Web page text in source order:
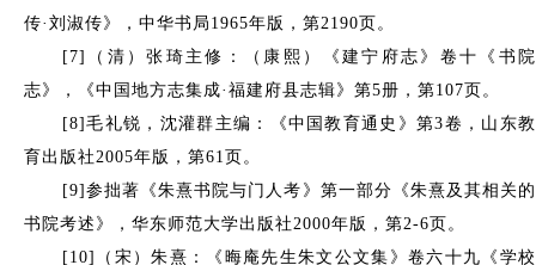
传·刘淑传》，中华书局1965年版，第2190页。
[7]（清）张琦主修：（康熙）《建宁府志》卷十《书院
志》，《中国地方志集成·福建府县志辑》第5册，第107页。
[8]毛礼锐，沈灌群主编：《中国教育通史》第3卷，山东教
育出版社2005年版，第61页。
[9]参拙著《朱熹书院与门人考》第一部分《朱熹及其相关的
书院考述》，华东师范大学出版社2000年版，第2-6页。
[10]（宋）朱熹：《晦庵先生朱文公文集》卷六十九《学校